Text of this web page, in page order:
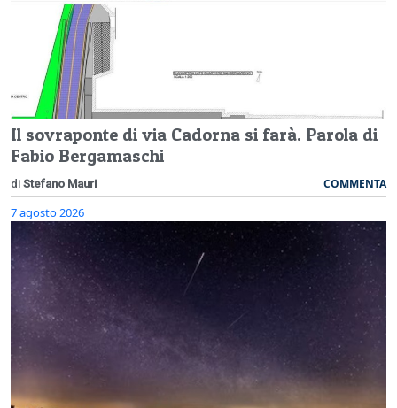
Il sovraponte di via Cadorna si farà. Parola di
Fabio Bergamaschi
di Stefano Mauri COMMENTA
7 agosto 2026